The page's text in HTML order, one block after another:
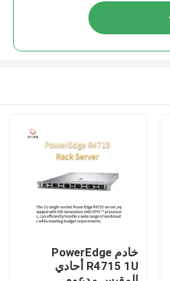
خادم PowerEdge
R4715 1U أحادي